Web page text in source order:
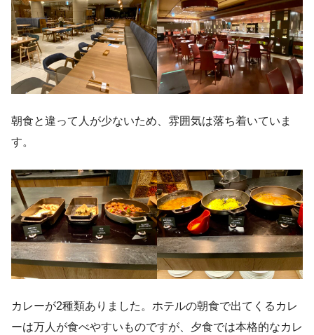
朝食と違って人が少ないため、雰囲気は落ち着いていま
す。
カレーが2種類ありました。ホテルの朝食で出てくるカレ
ーは万人が食べやすいものですが、夕食では本格的なカレ